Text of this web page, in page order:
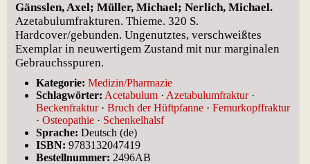
Gänsslen, Axel; Müller, Michael; Nerlich, Michael.
Azetabulumfrakturen. Thieme. 320 S.
Hardcover/gebunden. Ungenutztes, verschweißtes
Exemplar in neuwertigem Zustand mit nur marginalen
Gebrauchsspuren.
Kategorie: Medizin/Pharmazie
Schlagwörter: Acetabulum · Azetabulumfraktur·
Beckenfraktur· Bruch der Hüftpfanne · Femurkopffraktur
· Osteopathie · Schenkelhalsf
Sprache: Deutsch (de)
ISBN: 9783132047419
Bestellnummer: 2496AB